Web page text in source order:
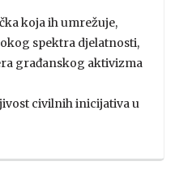
koja ih umrežuje,
spektra djelatnosti,
građanskog aktivizma
civilnih inicijativa u